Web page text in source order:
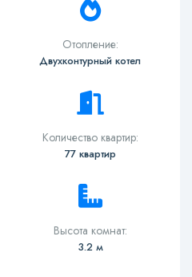
Отопление:
Двухконтурный котел
Количество квартир:
77 квартир
Высота комнат:
3.2 м